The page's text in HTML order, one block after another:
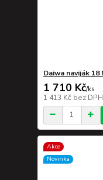
Daiwa naviják 18
1 710 Kč/ks
1 413 Kč bez DPH
Akce
Novinka